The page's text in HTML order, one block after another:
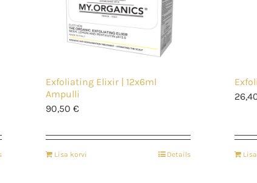
Exfoliating Elixir | 12x6ml
Ampulli
90,50 €
Lisa korvi Details